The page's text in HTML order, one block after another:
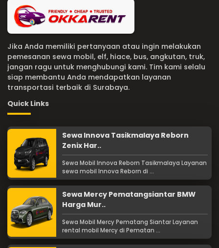
Jika Anda memiliki pertanyaan atau ingin melakukan
pemesanan sewa mobil, elf, hiace, bus, angkutan, truk,
jangan ragu untuk menghubungi kami. Tim kami selalu
siap membantu Anda mendapatkan layanan
transportasi terbaik di Surabaya.
Quick Links
Sewa Innova Tasikmalaya Reborn
Zenix Har..
Sewa Mobil Innova Reborn Tasikmalaya Layanan
sewa mobil Innova Reborn di ...
Sewa Mercy Pematangsiantar BMW
Harga Mur..
Sewa Mobil Mercy Pematang Siantar Layanan
rental mobil Mercy di Pematan ...